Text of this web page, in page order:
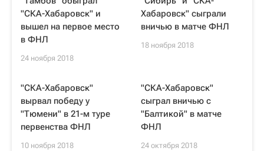
"СКА-Хабаровск" и
вышел на первое место
в ФНЛ
24 ноября 2018
Хабаровск" сыграли
вничью в матче ФНЛ
18 ноября 2018
"СКА-Хабаровск"
вырвал победу у
"Тюмени" в 21-м туре
первенства ФНЛ
10 ноября 2018
"СКА-Хабаровск"
сыграл вничью с
"Балтикой" в матче
ФНЛ
24 октября 2018